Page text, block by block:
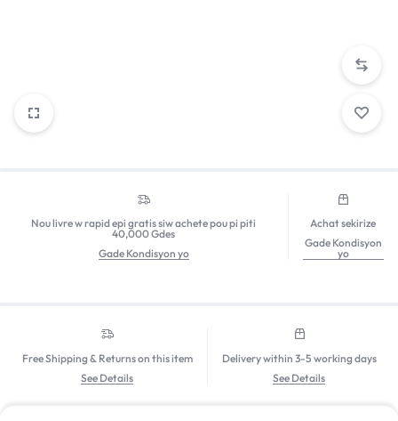
Nou livre w rapid epi gratis siw achete pou pi piti
40,000 Gdes
Gade Kondisyon yo
Achat sekirize
Gade Kondisyon
yo
Free Shipping & Returns on this item
See Details
Delivery within 3-5 working days
See Details